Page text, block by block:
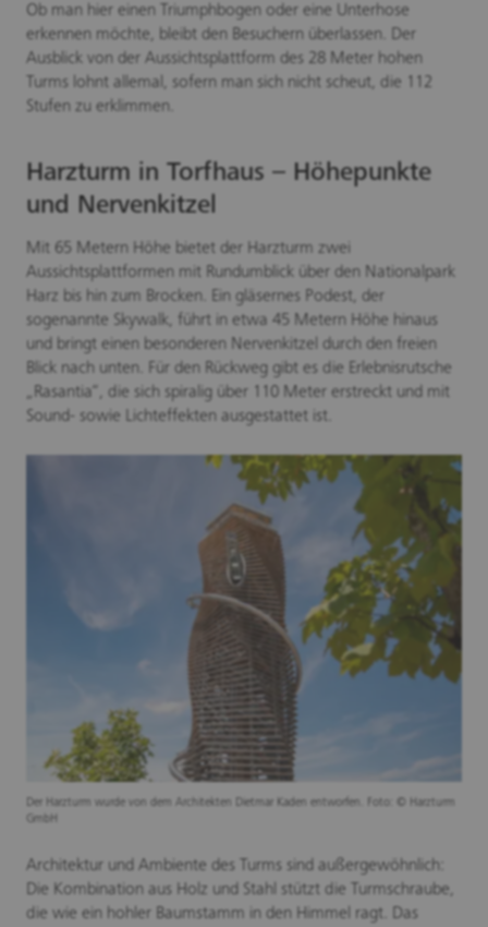
Ob man hier einen Triumphbogen oder eine Unterhose
erkennen möchte, bleibt den Besuchern überlassen. Der
Ausblick von der Aussichtsplattform des 28 Meter hohen
Turms lohnt allemal, sofern man sich nicht scheut, die 112
Stufen zu erklimmen.
Harzturm in Torfhaus – Höhepunkte
und Nervenkitzel
Mit 65 Metern Höhe bietet der Harzturm zwei
Aussichtsplattformen mit Rundumblick über den Nationalpark
Harz bis hin zum Brocken. Ein gläsernes Podest, der
sogenannte Skywalk, führt in etwa 45 Metern Höhe hinaus
und bringt einen besonderen Nervenkitzel durch den freien
Blick nach unten. Für den Rückweg gibt es die Erlebnisrutsche
„Rasantia“, die sich spiralig über 110 Meter erstreckt und mit
Sound- sowie Lichteffekten ausgestattet ist.
Der Harzturm wurde von dem Architekten Dietmar Kaden entworfen. Foto: © Harzturm
Architektur und Ambiente des Turms sind außergewöhnlich:
Die Kombination aus Holz und Stahl stützt die Turmschraube,
die wie ein hohler Baumstamm in den Himmel ragt. Das